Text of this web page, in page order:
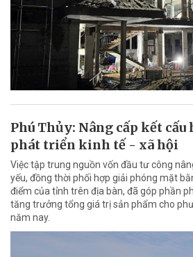
Phú Thủy: Nâng cấp kết cấu
phát triển kinh tế - xã hội
Việc tập trung nguồn vốn đầu tư công
yếu, đồng thời phối hợp giải phóng mặt
điểm của tỉnh trên địa bàn, đã góp phần
tăng trưởng tổng giá trị sản phẩm cho
năm nay.